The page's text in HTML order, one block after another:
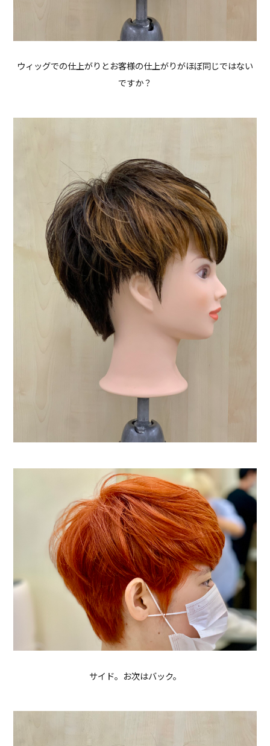
ウィッグでの仕上がりとお客様の仕上がりがほぼ同じではない
ですか？
サイド。お次はバック。